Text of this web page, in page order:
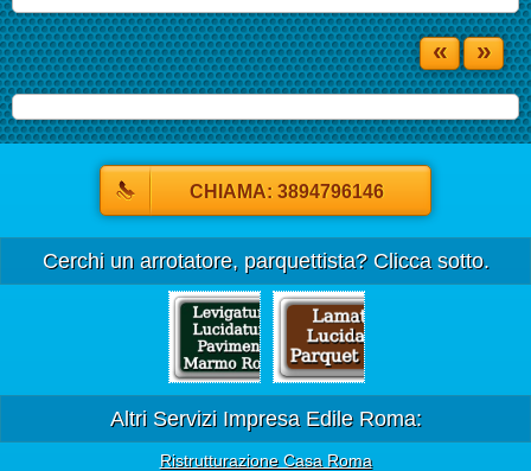
« »
CHIAMA: 3894796146
Cerchi un arrotatore, parquettista? Clicca sotto.
Altri Servizi Impresa Edile Roma:
Ristrutturazione Casa Roma